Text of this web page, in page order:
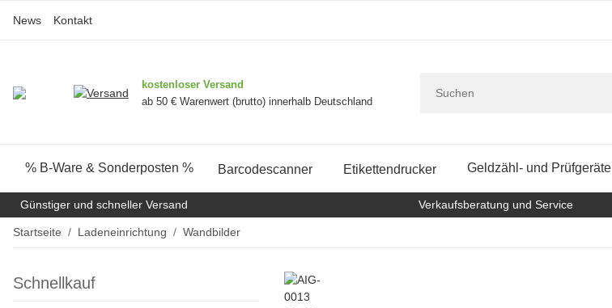
News Kontakt
kostenloser Versand
ab 50 € Warenwert (brutto) innerhalb Deutschland
% B-Ware & Sonderposten % Barcodescanner Etikettendrucker Geldzähl- und Prüfgeräte
Günstiger und schneller Versand Verkaufsberatung und Service
Startseite Ladeneinrichtung Wandbilder
Schnellkauf